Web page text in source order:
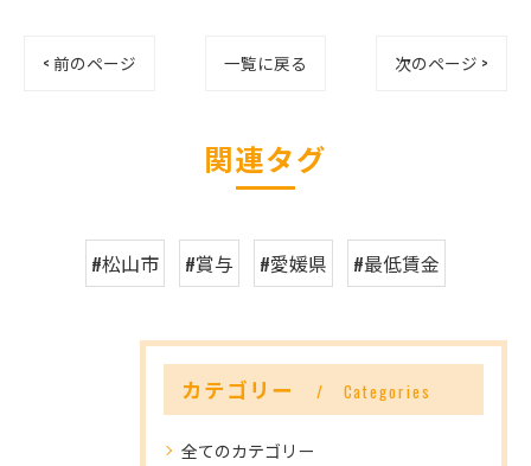
< 前のページ 一覧に戻る 次のページ >
関連タグ
#松山市 #賞与 #愛媛県 #最低賃金
カテゴリー Categories
全てのカテゴリー